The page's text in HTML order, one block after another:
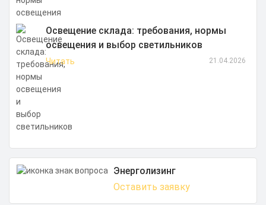
Освещение склада: требования, нормы
освещения и выбор светильников
Читать 21.04.2026
Энерголизинг
Оставить заявку